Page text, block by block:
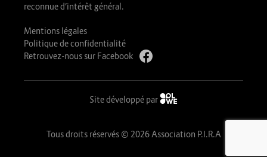
reconnue d’intérêt général.
Mentions légales
Politique de confidentialité
Retrouvez-nous sur Facebook
Site développé par
Tous droits réservés © 2026 Association P.I.R.A